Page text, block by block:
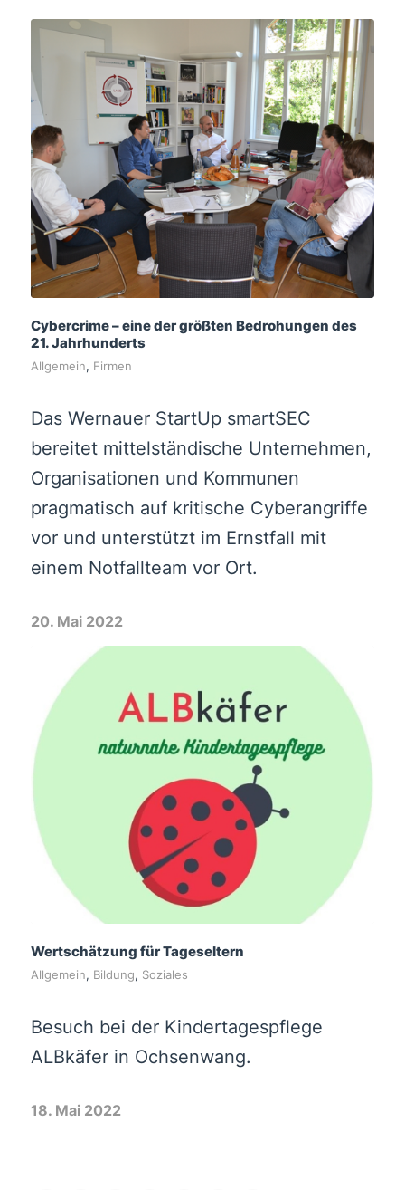
Cybercrime – eine der größten Bedrohungen des
21. Jahrhunderts
Allgemein, Firmen
Das Wernauer StartUp smartSEC
bereitet mittelständische Unternehmen,
Organisationen und Kommunen
pragmatisch auf kritische Cyberangriffe
vor und unterstützt im Ernstfall mit
einem Notfallteam vor Ort.
20. Mai 2022
Wertschätzung für Tageseltern
Allgemein, Bildung, Soziales
Besuch bei der Kindertagespflege
ALBkäfer in Ochsenwang.
18. Mai 2022